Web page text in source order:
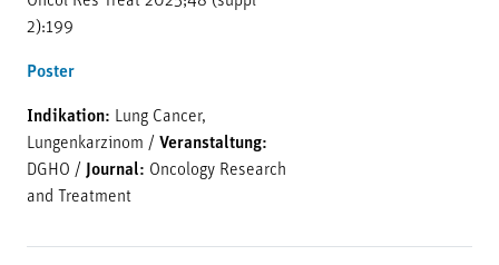
2):199
Poster
Indikation: Lung Cancer,
Lungenkarzinom / Veranstaltung:
DGHO / Journal: Oncology Research
and Treatment